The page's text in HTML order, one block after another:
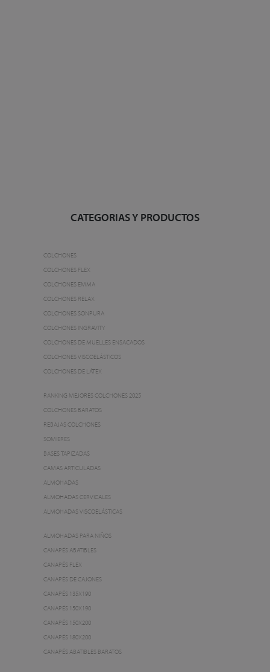
CATEGORIAS Y PRODUCTOS
COLCHONES
COLCHONES FLEX
COLCHONES EMMA
COLCHONES RELAX
COLCHONES SONPURA
COLCHONES INGRAVITY
COLCHONES DE MUELLES ENSACADOS
COLCHONES VISCOELÁSTICOS
COLCHONES DE LÁTEX
RANKING MEJORES COLCHONES 2025
COLCHONES BARATOS
REBAJAS COLCHONES
SOMIERES
BASES TAPIZADAS
CAMAS ARTICULADAS
ALMOHADAS
ALMOHADAS CERVICALES
ALMOHADAS VISCOELÁSTICAS
ALMOHADAS PARA NIÑOS
CANAPÉS ABATIBLES
CANAPÉS FLEX
CANAPÉS DE CAJONES
CANAPÉS 135X190
CANAPÉS 150X190
CANAPÉS 150X200
CANAPÉS 180X200
CANAPÉS ABATIBLES BARATOS